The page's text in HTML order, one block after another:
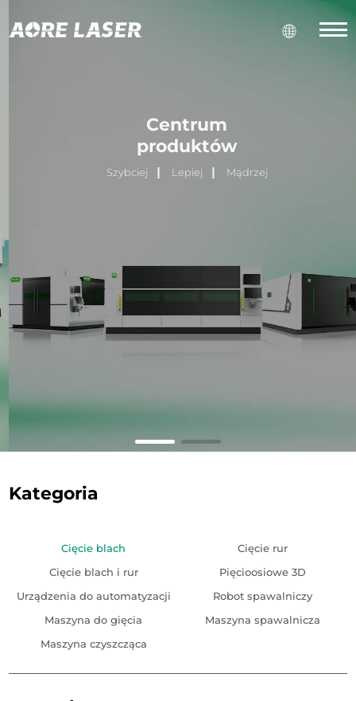
Centrum
produktów
Szybciej Lepiej Mądrzej
Kategoria
Cięcie blach
Cięcie rur
Cięcie blach i rur
Pięcioosiowe 3D
Urządzenia do automatyzacji
Robot spawalniczy
Maszyna do gięcia
Maszyna spawalnicza
Maszyna czyszcząca